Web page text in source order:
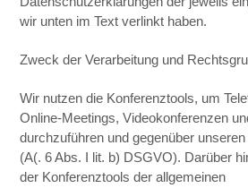
wir unten im Text verlinkt haben.
Zweck der Verarbeitung und
Wir nutzen die Konferenztools, um
Online-Meetings, Videokonferenzen
durchzuführen und gegenüber
(A(. 6 Abs. I lit. b) DSGVO). Darüber
der Konferenztools der allgemeinen